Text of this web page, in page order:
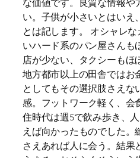
い。子供が小さいとはいえ
とは記します。 オシャレ
いハード系のパン屋さんも
店が少ない、タクシーもほ
地方都市以上の田舎ではお
としてもその選択肢さえな
感。フットワーク軽く、会
住時代は週5で飲み歩き、
えば向かったものでした。
さえあれば人に会う。結果